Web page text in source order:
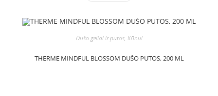
Dušo geliai ir putos, Kūnui
THERME MINDFUL BLOSSOM DUŠO PUTOS, 200 ML